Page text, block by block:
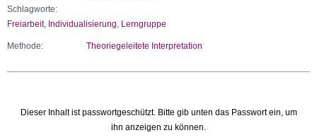
Schlagworte:
Freiarbeit, Individualisierung Lerngruppe
Methode: Theoriegeleitete Interpretation
Dieser Inhalt ist passwortgeschützt. Bitte gib unten das Passwort ein, um
ihn anzeigen zu können.